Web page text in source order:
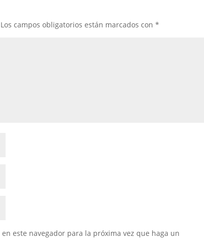
Los campos obligatorios están marcados con*
este navegador para la próxima vez que haga un